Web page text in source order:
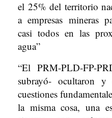
el 25% del territorio
a empresas mineras
casi todos en las
agua”
“El PRM-PLD-FP-
subrayó- ocultaron
cuestiones
la misma cosa, una